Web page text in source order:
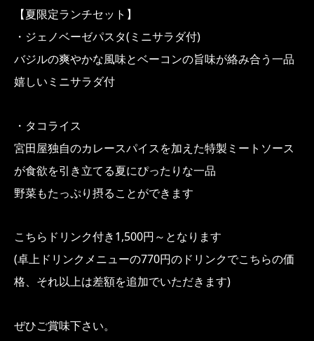
【夏限定ランチセット】
・ジェノベーゼパスタ(ミニサラダ付)
バジルの爽やかな風味とベーコンの旨味が絡み合う一品
嬉しいミニサラダ付
・タコライス
宮田屋独自のカレースパイスを加えた特製ミートソース
が食欲を引き立てる夏にぴったりな一品
野菜もたっぷり摂ることができます
こちらドリンク付き1,500円～となります
(卓上ドリンクメニューの770円のドリンクでこちらの価
格、それ以上は差額を追加でいただきます)
ぜひご賞味下さい。